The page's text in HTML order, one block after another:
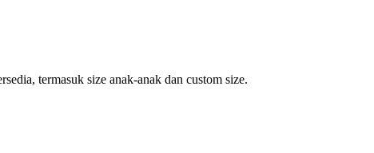
termasuk size anak-anak dan custom size.